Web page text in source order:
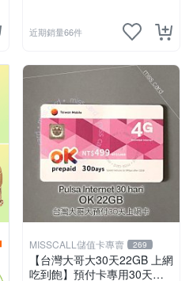
近期銷量66件
MISSCALL儲值卡專賣 269
【台灣大哥大30天22GB 上網
吃到飽】預付卡專用30天上